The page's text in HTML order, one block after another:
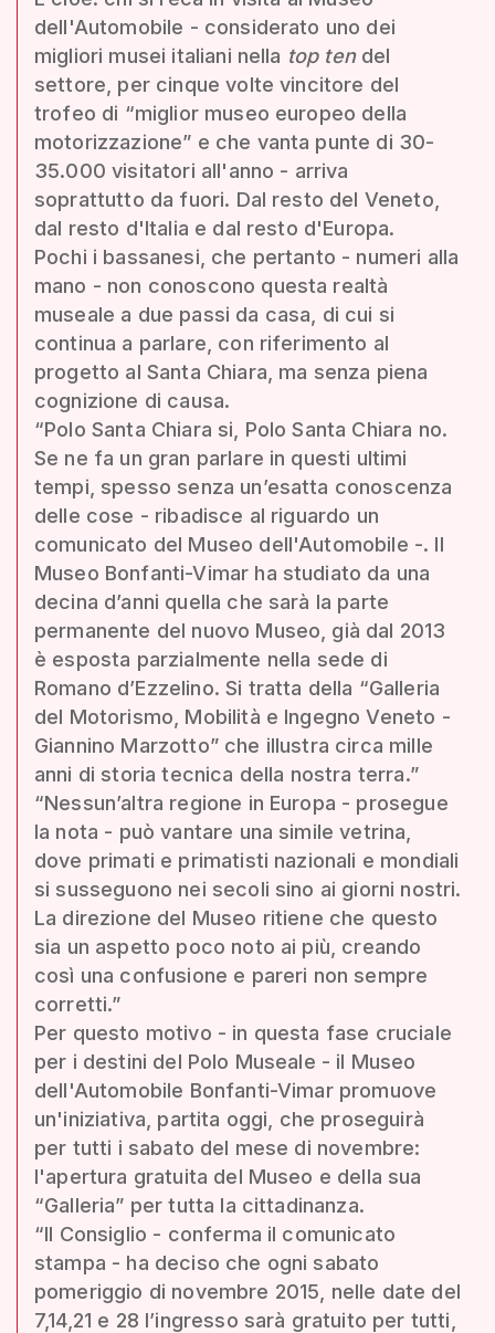
dell'Automobile - considerato uno dei
migliori musei italiani nella top tendel
settore, per cinque volte vincitore del
trofeo di “miglior museo europeo della
motorizzazione” e che vanta punte di 30-
35.000 visitatori all'anno - arriva
soprattutto da fuori. Dal resto del Veneto,
dal resto d'Italia e dal resto d'Europa.
Pochi i bassanesi, che pertanto - numeri alla
mano - non conoscono questa realtà
museale a due passi da casa, di cui si
continua a parlare, con riferimento al
progetto al Santa Chiara, ma senza piena
cognizione di causa.
“Polo Santa Chiara si, Polo Santa Chiara no.
Se ne fa un gran parlare in questi ultimi
tempi, spesso senza un’esatta conoscenza
delle cose - ribadisce al riguardo un
comunicato del Museo dell'Automobile -. Il
Museo Bonfanti-Vimar ha studiato da una
decina d’anni quella che sarà la parte
permanente del nuovo Museo, già dal 2013
è esposta parzialmente nella sede di
Romano d’Ezzelino. Si tratta della “Galleria
del Motorismo, Mobilità e Ingegno Veneto -
Giannino Marzotto” che illustra circa mille
anni di storia tecnica della nostra terra.”
“Nessun’altra regione in Europa - prosegue
la nota - può vantare una simile vetrina,
dove primati e primatisti nazionali e mondiali
si susseguono nei secoli sino ai giorni nostri.
La direzione del Museo ritiene che questo
sia un aspetto poco noto ai più, creando
così una confusione e pareri non sempre
corretti.”
Per questo motivo - in questa fase cruciale
per i destini del Polo Museale - il Museo
dell'Automobile Bonfanti-Vimar promuove
un'iniziativa, partita oggi, che proseguirà
per tutti i sabato del mese di novembre:
l'apertura gratuita del Museo e della sua
“Galleria” per tutta la cittadinanza.
“Il Consiglio - conferma il comunicato
stampa - ha deciso che ogni sabato
pomeriggio di novembre 2015, nelle date del
7,14,21 e 28 l’ingresso sarà gratuito per tutti,